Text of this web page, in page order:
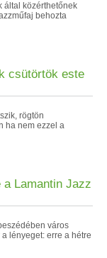
által közérthetőnek
behozta
csütörtök este
rögtön
ha nem ezzel a
Lamantin Jazz
város
lényeget: erre a hétre